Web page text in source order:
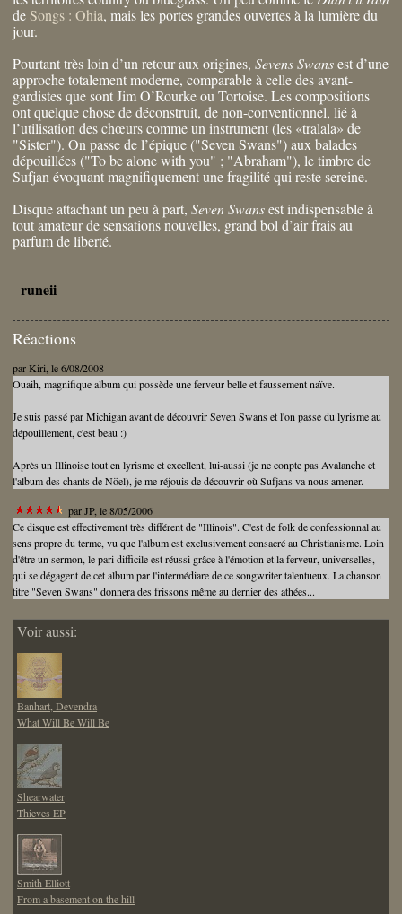
de Songs : Ohia, mais les portes grandes ouvertes à la lumière du
jour.
Pourtant très loin d’un retour aux origines, Sevens Swansest d’une
approche totalement moderne, comparable à celle des avant-
gardistes que sont Jim O’Rourke ou Tortoise. Les compositions
ont quelque chose de déconstruit, de non-conventionnel, lié à
l’utilisation des chœurs comme un instrument (les «tralala» de
"Sister"). On passe de l’épique ("Seven Swans") aux balades
dépouillées ("To be alone with you" ; "Abraham"), le timbre de
Sufjan évoquant magnifiquement une fragilité qui reste sereine.
Disque attachant un peu à part, Seven Swansest indispensable à
tout amateur de sensations nouvelles, grand bol d’air frais au
parfum de liberté.
-runeii
Réactions
parKiri , le 6/08/2008
Ouaih, magnifique album qui possède une ferveur belle et faussement naïve.
Je suis passé par Michigan avant de découvrir Seven Swans et l'on passe du lyrisme au
dépouillement, c'est beau :)
Après un Illinoise tout en lyrisme et excellent, lui-aussi (je ne conpte pas Avalanche et
l'album des chants de Nöel), je me réjouis de découvrir où Sufjans va nous amener.
parJP, le 8/05/2006
Ce disque est effectivement très différent de "Illinois". C'est de folk de confessionnal au
sens propre du terme, vu que l'album est exclusivement consacré au Christianisme. Loin
d'être un sermon, le pari difficile est réussi grâce à l'émotion et la ferveur, universelles,
qui se dégagent de cet album par l'intermédiare de ce songwriter talentueux. La chanson
titre "Seven Swans" donnera des frissons même au dernier des athées...
Voir aussi:
Banhart, Devendra
What Will Be Will Be
Shearwater
Thieves EP
Smith Elliott
From a basement on the hill